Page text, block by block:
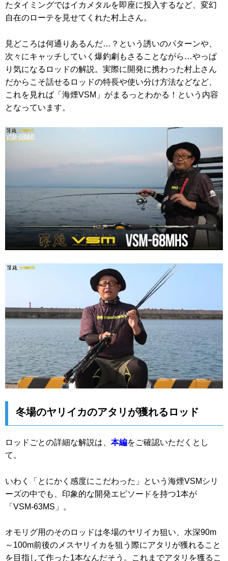
たタイミングではイカメタルを即座に投入するなど、変幻
自在のローテを見せてくれた村上さん。
見どころは何通りあるんだ…？という誘いのパターンや、
次々にキャッチしていく爆釣劇もさることながら…やっぱ
り気になるロッドの解説。実際に開発に携わった村上さん
だからこそ話せるロッドの特長や使い分け方法などなど、
これを見れば「海煙VSM」がまるっとわかる！という内容
となっています。
冬場のヤリイカのアタリが獲れるロッド
ロッドごとの詳細な解説は、 本編をご確認いただくとし
て。
いわく「とにかく感度にこだわった」という海煙VSMシリ
ーズの中でも、印象的な開発エピソードを持つ1本が
「VSM-63MS」。
オモリグ用のそのロッドは冬場のヤリイカ狙い、水深90m
～100m前後のメスヤリイカを狙う際にアタリが獲れること
を目指して作った1本なんだそう。これまでアタリを獲るこ